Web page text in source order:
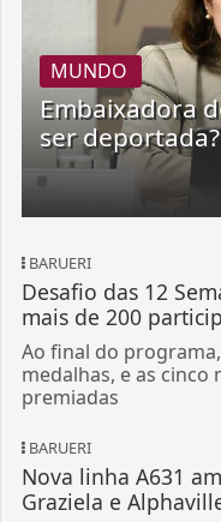
MUNDO
Embaixadora
ser
BARUERI
Desafio das 12
mais de 200
Ao final do
medalhas, e as cinco
premiadas
BARUERI
Nova linha A631
Graziela e